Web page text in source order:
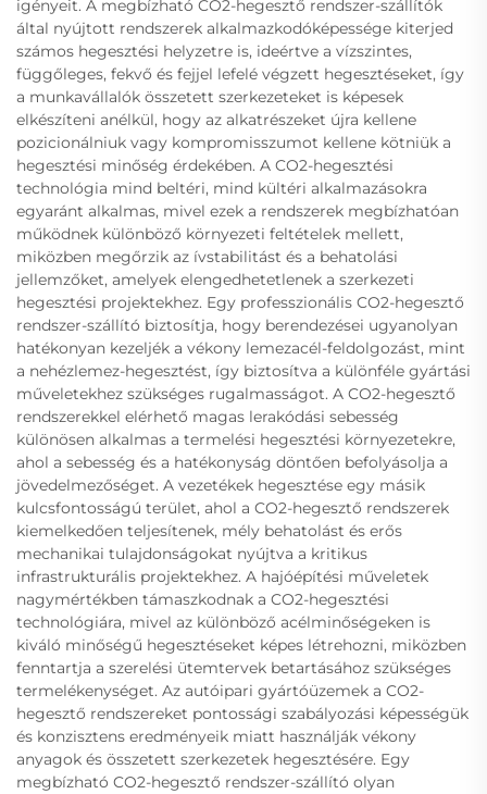
igényeit. A megbízható CO2-hegesztő rendszer-szállítók
által nyújtott rendszerek alkalmazkodóképessége kiterjed
számos hegesztési helyzetre is, ideértve a vízszintes,
függőleges, fekvő és fejjel lefelé végzett hegesztéseket, így
a munkavállalók összetett szerkezeteket is képesek
elkészíteni anélkül, hogy az alkatrészeket újra kellene
pozicionálniuk vagy kompromisszumot kellene kötniük a
hegesztési minőség érdekében. A CO2-hegesztési
technológia mind beltéri, mind kültéri alkalmazásokra
egyaránt alkalmas, mivel ezek a rendszerek megbízhatóan
működnek különböző környezeti feltételek mellett,
miközben megőrzik az ívstabilitást és a behatolási
jellemzőket, amelyek elengedhetetlenek a szerkezeti
hegesztési projektekhez. Egy professzionális CO2-hegesztő
rendszer-szállító biztosítja, hogy berendezései ugyanolyan
hatékonyan kezeljék a vékony lemezacél-feldolgozást, mint
a nehézlemez-hegesztést, így biztosítva a különféle gyártási
műveletekhez szükséges rugalmasságot. A CO2-hegesztő
rendszerekkel elérhető magas lerakódási sebesség
különösen alkalmas a termelési hegesztési környezetekre,
ahol a sebesség és a hatékonyság döntően befolyásolja a
jövedelmezőséget. A vezetékek hegesztése egy másik
kulcsfontosságú terület, ahol a CO2-hegesztő rendszerek
kiemelkedően teljesítenek, mély behatolást és erős
mechanikai tulajdonságokat nyújtva a kritikus
infrastrukturális projektekhez. A hajóépítési műveletek
nagymértékben támaszkodnak a CO2-hegesztési
technológiára, mivel az különböző acélminőségeken is
kiváló minőségű hegesztéseket képes létrehozni, miközben
fenntartja a szerelési ütemtervek betartásához szükséges
termelékenységet. Az autóipari gyártóüzemek a CO2-
hegesztő rendszereket pontossági szabályozási képességük
és konzisztens eredményeik miatt használják vékony
anyagok és összetett szerkezetek hegesztésére. Egy
megbízható CO2-hegesztő rendszer-szállító olyan